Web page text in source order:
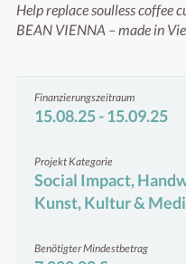
Help replace soulless coffee
BEAN VIENNA – made in
Finanzierungszeitraum
15.08.25 - 15.09.25
Projekt Kategorie
Social Impact,
Kunst, Kultur &
Benötigter Mindestbetrag